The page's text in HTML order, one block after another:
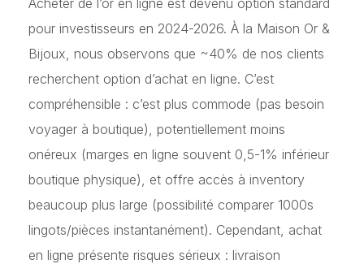
pour investisseurs en 2024-2026. À la Maison Or &
Bijoux, nous observons que ~40% de nos clients
recherchent option d’achat en ligne. C’est
compréhensible : c’est plus commode (pas besoin
voyager à boutique), potentiellement moins
onéreux (marges en ligne souvent 0,5-1% inférieur
boutique physique), et offre accès à inventory
beaucoup plus large (possibilité comparer 1000s
lingots/pièces instantanément). Cependant, achat
en ligne présente risques sérieux : livraison